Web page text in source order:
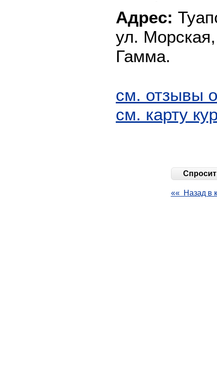
Адрес:
ул.
Гамма.
см. отзывы
см. карту
«« Назад в